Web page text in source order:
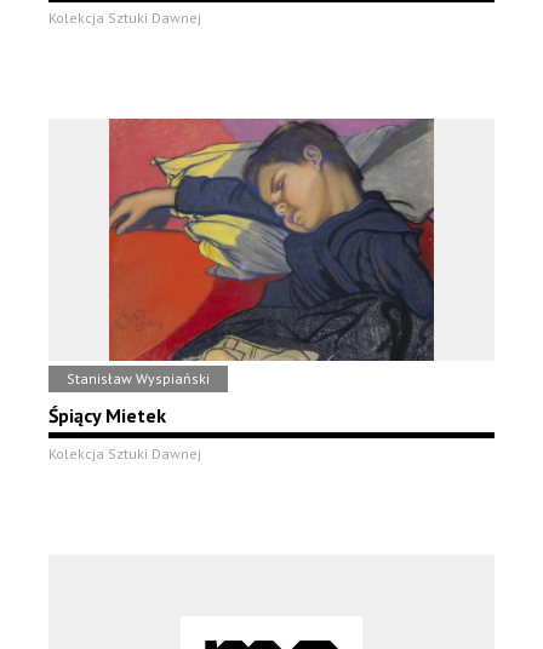
Kolekcja Sztuki Dawnej
Stanisław Wyspiański
Śpiący Mietek
Kolekcja Sztuki Dawnej